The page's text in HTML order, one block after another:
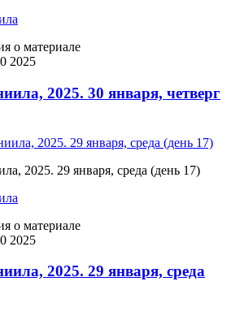
о материале
2025
2025. 30 января, четверг
2025. 29 января, среда (день 17)
о материале
2025
2025. 29 января, среда